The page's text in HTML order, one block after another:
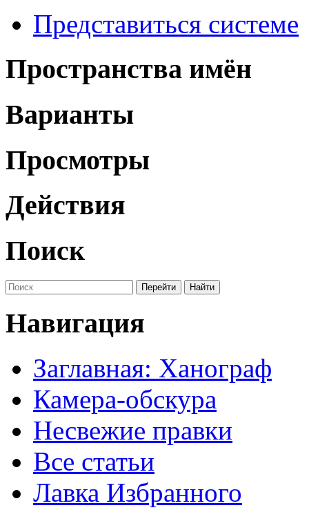
Представиться системе
Пространства имён
Варианты
Просмотры
Действия
Поиск
Навигация
Заглавная: Ханограф
Камера-обскура
Несвежие правки
Все статьи
Лавка Избранного